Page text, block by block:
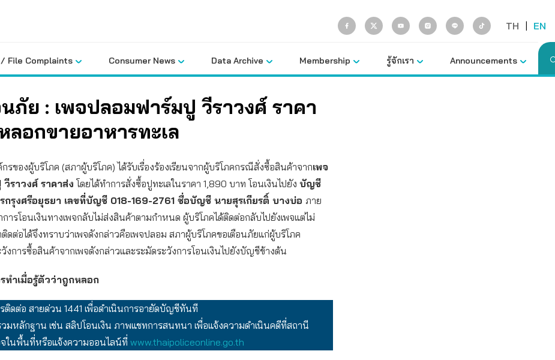
TH | EN
File Complaints Consumer News Data Archive Membership รู้จักเรา Announcements
นภัย : เพจปลอมฟาร์มปู วีราวงศ์ ราคา
ลอกขายอาหารทะเล
รของผู้บริโภค (สภาผู้บริโภค) ได้รับเรื่องร้องเรียนจากผู้บริโภคกรณีสั่งซื้อสินค้าจากเพจ
ราวงศ์ ราคาส่ง โดยได้ทำการสั่งซื้อปูทะเลในราคา 1,890 บาท โอนเงินไปยัง บัญชี
กรุงศรีอยุธยา เลขที่บัญชี 018-169-2761 ชื่อบัญชี นายสุรเกียรติ์ บางบ่อ ภาย
ารโอนเงินทางเพจกลับไม่ส่งสินค้าตามกำหนด ผู้บริโภคได้ติดต่อกลับไปยังเพจแต่ไม่
ดต่อได้จึงทราบว่าเพจดังกล่าวคือเพจปลอม สภาผู้บริโภคขอเตือนภัยแก่ผู้บริโภค
งการซื้อสินค้าจากเพจดังกล่าวและระมัดระวังการโอนเงินไปยังบัญชีข้างต้น
ทำเมื่อรู้ตัวว่าถูกหลอก
ติดต่อ สายด่วน 1441 เพื่อดำเนินการอายัดบัญชีทันที
มหลักฐาน เช่น สลิปโอนเงิน ภาพแชทการสนทนา เพื่อแจ้งความดำเนินคดีที่สถานี
ในพื้นที่หรือแจ้งความออนไลน์ที่ www.thaipoliceonline.go.th